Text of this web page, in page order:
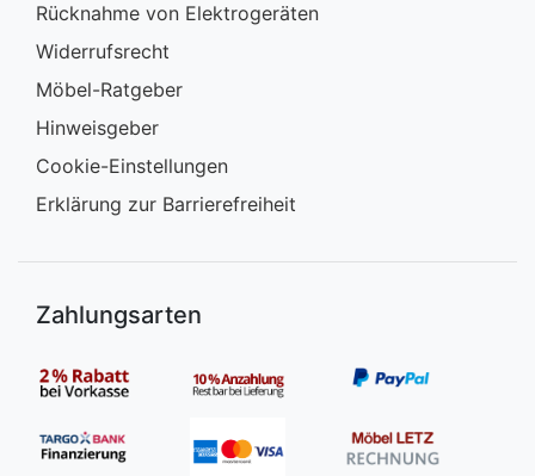
Rücknahme von Elektrogeräten
Widerrufsrecht
Möbel-Ratgeber
Hinweisgeber
Cookie-Einstellungen
Erklärung zur Barrierefreiheit
Zahlungsarten